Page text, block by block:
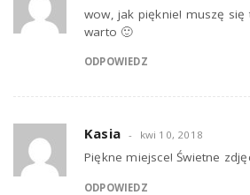
wow, jak pięknie! muszę się
warto 🙂
ODPOWIEDZ
Kasia kwi 10, 2018
Piękne miejsce! Świetne
ODPOWIEDZ